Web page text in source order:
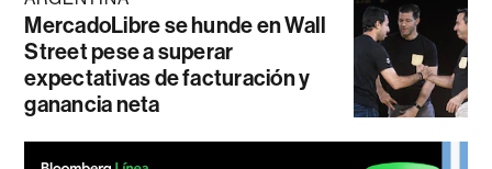
MercadoLibre se hunde en Wall
Street pese a superar
expectativas de facturación y
ganancia neta